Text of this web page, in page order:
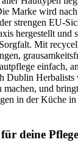
Marke wird
strengen EU-
hergestellt und
Mit
einfach,
Dublin Herbalists
und
in der Küche
deine